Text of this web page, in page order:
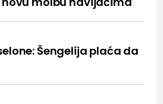
Šengelija plaća da